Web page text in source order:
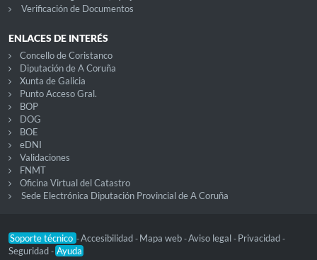
Verificación de Documentos
ENLACES DE INTERÉS
Concello de Coristanco
Diputación de A Coruña
Xunta de Galicia
Punto Acceso Gral.
BOP
DOG
BOE
eDNI
Validaciones
FNMT
Oficina Virtual del Catastro
Sede Electrónica Diputación Provincial de A Coruña
Soporte técnico -Accesibilidad - Mapa web -Aviso legal - Privacidad -
Seguridad - Ayuda